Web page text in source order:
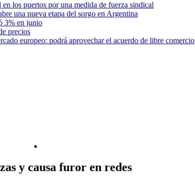
los puertos por una medida de fuerza sindical
una nueva etapa del sorgo en Argentina
3% en junio
precios
europeo: podrá aprovechar el acuerdo de libre comercio
y causa furor en redes